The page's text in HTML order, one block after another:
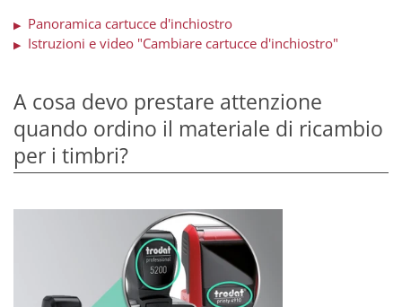
▶ Panoramica cartucce d'inchiostro
▶ Istruzioni e video "Cambiare cartucce d'inchiostro"
A cosa devo prestare attenzione
quando ordino il materiale di ricambio
per i timbri?